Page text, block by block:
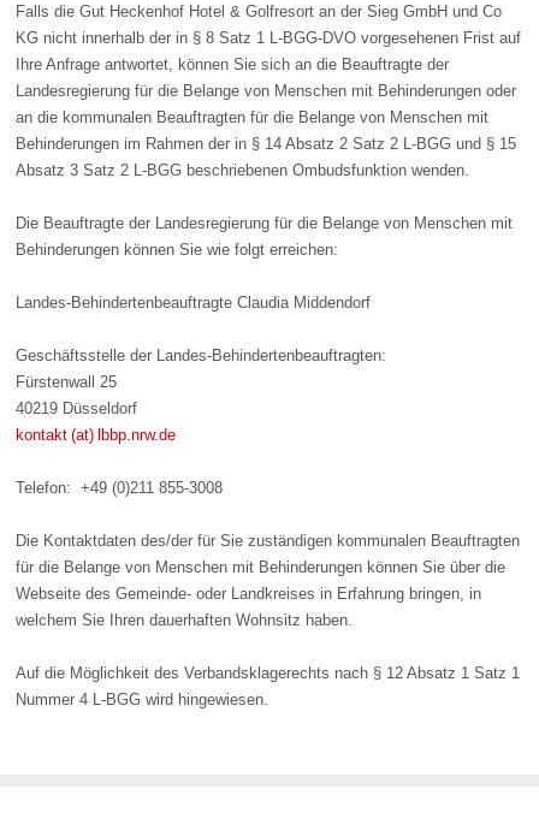
Falls die Gut Heckenhof Hotel & Golfresort an der Sieg GmbH und Co
KG nicht innerhalb der in § 8 Satz 1 L-BGG-DVO vorgesehenen Frist auf
Ihre Anfrage antwortet, können Sie sich an die Beauftragte der
Landesregierung für die Belange von Menschen mit Behinderungen oder
an die kommunalen Beauftragten für die Belange von Menschen mit
Behinderungen im Rahmen der in § 14 Absatz 2 Satz 2 L-BGG und § 15
Absatz 3 Satz 2 L-BGG beschriebenen Ombudsfunktion wenden.
Die Beauftragte der Landesregierung für die Belange von Menschen mit
Behinderungen können Sie wie folgt erreichen:
Landes-Behindertenbeauftragte Claudia Middendorf
Geschäftsstelle der Landes-Behindertenbeauftragten:
Fürstenwall 25
40219 Düsseldorf
kontakt (at) lbbp.nrw.de
Telefon:+49 (0)211 855-3008
Die Kontaktdaten des/der für Sie zuständigen kommunalen Beauftragten
für die Belange von Menschen mit Behinderungen können Sie über die
Webseite des Gemeinde- oder Landkreises in Erfahrung bringen, in
welchem Sie Ihren dauerhaften Wohnsitz haben.
Auf die Möglichkeit des Verbandsklagerechts nach § 12 Absatz 1 Satz 1
Nummer 4 L-BGG wird hingewiesen.